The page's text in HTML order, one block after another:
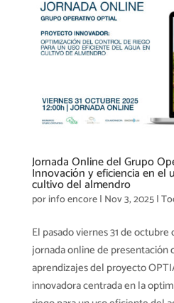
Jornada Online del Grupo
Innovación y eficiencia en el
cultivo del almendro
porinfo encore| Nov 3, 2025|
El pasado viernes 31 de
jornada online de presentación
aprendizajes del proyecto
innovadora centrada en la